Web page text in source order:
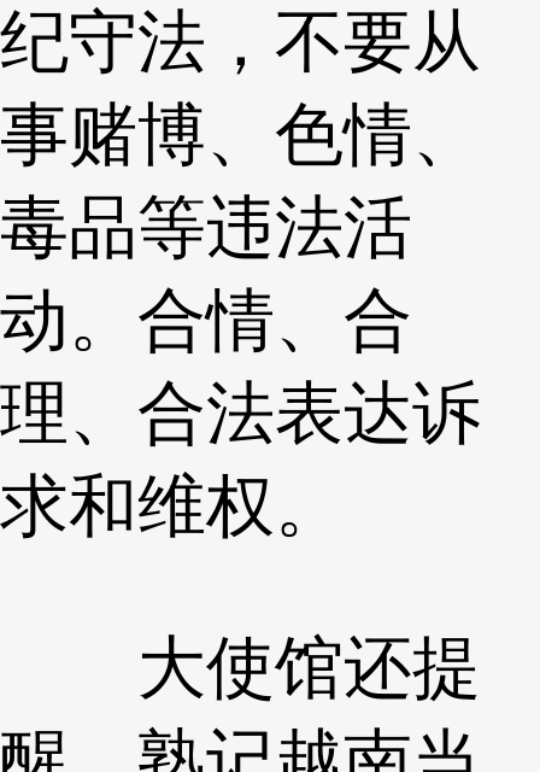
纪守法，不要从
事赌博、色情、
毒品等违法活
动。合情、合
理、合法表达诉
求和维权。
大使馆还提